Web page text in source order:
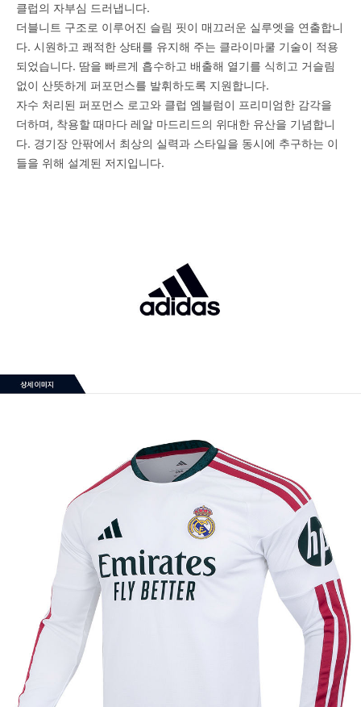
클럽의 자부심 드러냅니다.
더블니트 구조로 이루어진 슬림 핏이 매끄러운 실루엣을 연출합니
다. 시원하고 쾌적한 상태를 유지해 주는 클라이마쿨 기술이 적용
되었습니다. 땀을 빠르게 흡수하고 배출해 열기를 식히고 거슬림
없이 산뜻하게 퍼포먼스를 발휘하도록 지원합니다.
자수 처리된 퍼포먼스 로고와 클럽 엠블럼이 프리미엄한 감각을
더하며, 착용할 때마다 레알 마드리드의 위대한 유산을 기념합니
다. 경기장 안팎에서 최상의 실력과 스타일을 동시에 추구하는 이
들을 위해 설계된 저지입니다.